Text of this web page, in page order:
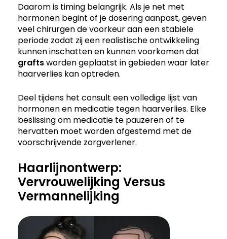
Daarom is timing belangrijk. Als je net met
hormonen begint of je dosering aanpast, geven
veel chirurgen de voorkeur aan een stabiele
periode zodat zij een realistische ontwikkeling
kunnen inschatten en kunnen voorkomen dat
graftsworden geplaatst in gebieden waar later
haarverlies kan optreden.
Deel tijdens het consult een volledige lijst van
hormonen en medicatie tegen haarverlies. Elke
beslissing om medicatie te pauzeren of te
hervatten moet worden afgestemd met de
voorschrijvende zorgverlener.
Haarlijnontwerp:
Vervrouwelijking Versus
Vermannelijking